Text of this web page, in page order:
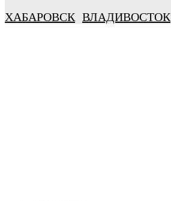
ХАБАРОВСК ВЛАДИВОСТОК